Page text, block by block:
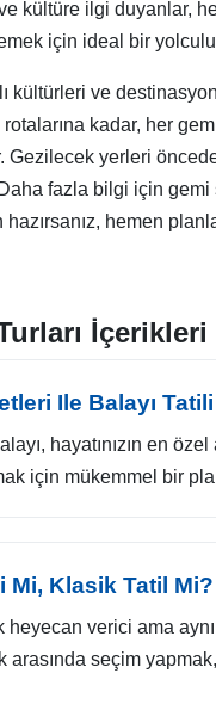
kültüre ilgi duyanlar,
için ideal bir
kültürleri ve
kadar, her
Gezilecek yerleri
Daha fazla bilgi için
hemen
İçerikleri
Ile Balayı
hayatınızın en
için mükemmel bir
Mi, Klasik Tatil
verici ama
arasında seçim